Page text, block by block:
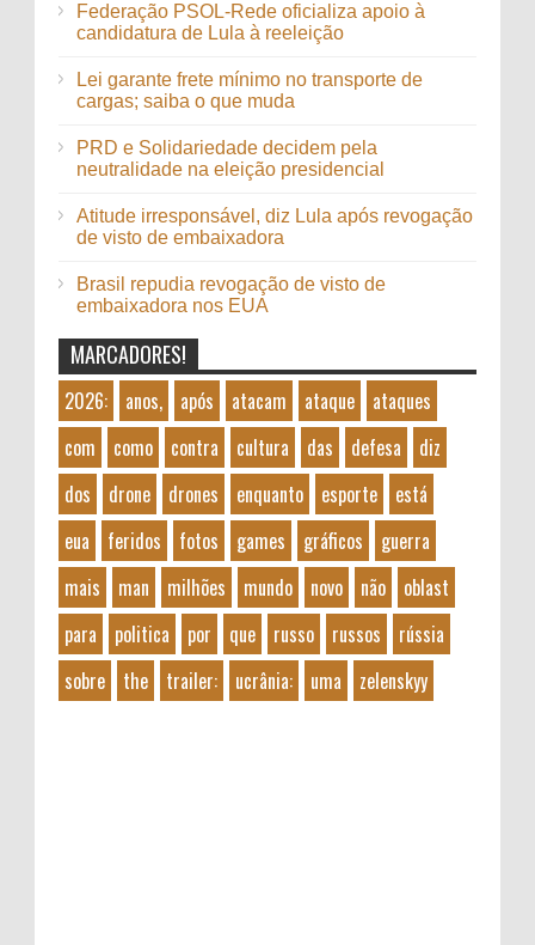
Federação PSOL-Rede oficializa apoio à
candidatura de Lula à reeleição
Lei garante frete mínimo no transporte de
cargas; saiba o que muda
PRD e Solidariedade decidem pela
neutralidade na eleição presidencial
Atitude irresponsável, diz Lula após revogação
de visto de embaixadora
Brasil repudia revogação de visto de
embaixadora nos EUA
MARCADORES!
2026: anos, após atacam ataque
ataques
com
como contra cultura das defesa
diz
dos
drone drones enquanto esporte
está
eua
feridos fotos games gráficos
guerra
mais
man milhões mundo novo não
oblast
para
politica por que russo russos
rússia
sobre
the trailer: ucrânia: uma zelenskyy